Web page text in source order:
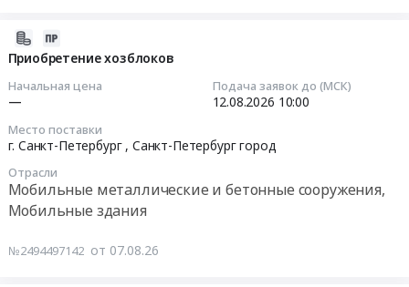
Приобретение хозблоков
Начальная цена
—
Подача заявок до (МСК)
12.08.2026 10:00
Место поставки
г. Санкт-Петербург , Санкт-Петербург город
Отрасли
Мобильные металлические и бетонные сооружения,
Мобильные здания
№2494497142 от 07.08.26